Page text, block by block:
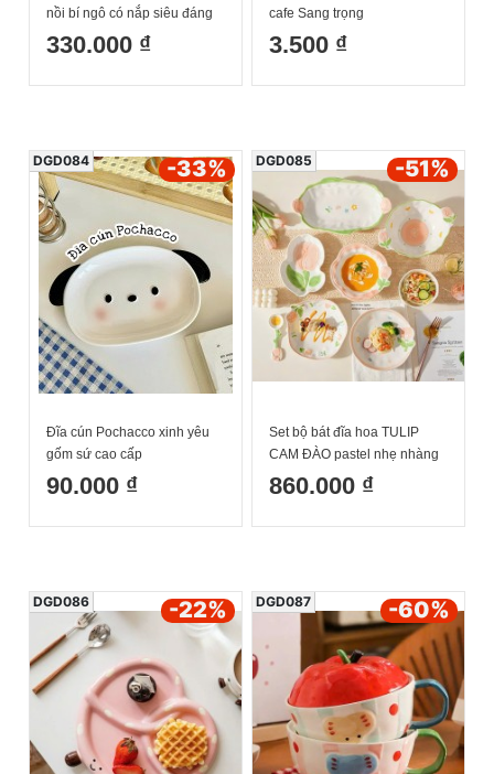
nồi bí ngô có nắp siêu đáng
yêu
330.000 ₫
cafe Sang trọng
3.500 ₫
Đĩa cún Pochacco xinh yêu
gốm sứ cao cấp
90.000 ₫
DGD084 -33%
Set bộ bát đĩa hoa TULIP
CAM ĐÀO pastel nhẹ nhàng
sang xịn mịn
860.000 ₫
DGD085 -51%
DGD086 -22% DGD087 -60%